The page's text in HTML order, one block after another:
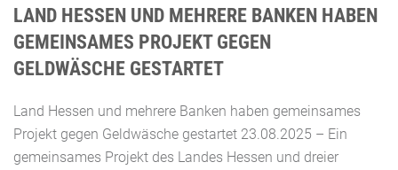
LAND HESSEN UND MEHRERE BANKEN HABEN
GEMEINSAMES PROJEKT GEGEN
GELDWÄSCHE GESTARTET
Land Hessen und mehrere Banken haben gemeinsames
Projekt gegen Geldwäsche gestartet 23.08.2025 – Ein
gemeinsames Projekt des Landes Hessen und dreier